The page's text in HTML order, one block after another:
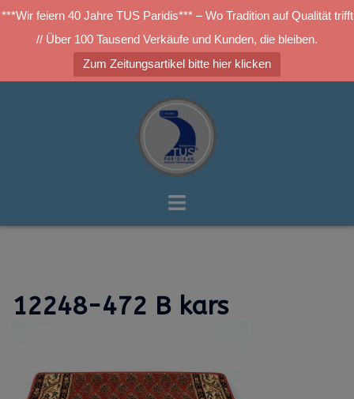
***Wir feiern 40 Jahre TUS Paridis*** – Wo Tradition auf Qualität trifft
// Über 100 Tausend Verkäufe und Kunden, die bleiben.
Zum Zeitungsartikel bitte hier klicken
Menü
12248-472 B kars